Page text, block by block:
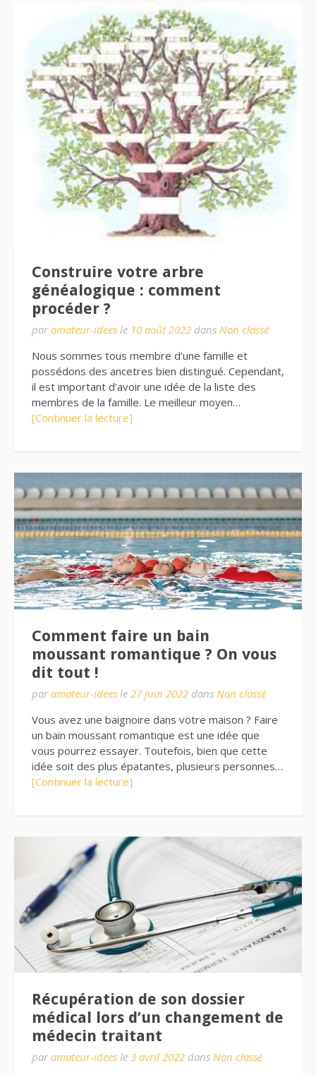
Construire votre arbre
généalogique : comment
procéder ?
par amateur-idees le 10 août 2022 dans Non classé
Nous sommes tous membre d’une famille et
possédons des ancetres bien distingué. Cependant,
il est important d’avoir une idée de la liste des
membres de la famille. Le meilleur moyen…
[Continuer la lecture]
Comment faire un bain
moussant romantique ? On vous
dit tout !
par amateur-idees le 27 juin 2022 dans Non classé
Vous avez une baignoire dans votre maison ? Faire
un bain moussant romantique est une idée que
vous pourrez essayer. Toutefois, bien que cette
idée soit des plus épatantes, plusieurs personnes…
[Continuer la lecture]
Récupération de son dossier
médical lors d’un changement de
médecin traitant
par amateur-idees le 3 avril 2022 dans Non classé